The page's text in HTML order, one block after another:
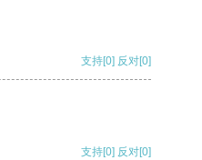
支持[0] 反对[0]
支持[0] 反对[0]